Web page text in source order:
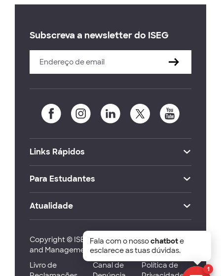
Subscreva a newsletter do ISEG
Links Rápidos
Para Estudantes
Atualidade
Copyright © ISEG Lisbon School of Economics
and Management 2026
Livro de
Canal de
Política de
1
Fala com o nossochatbote
esclarece as tuas dúvidas.